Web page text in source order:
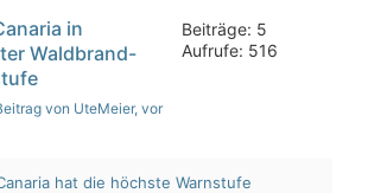
in
Waldbrand-
von UteMeier, vor
Beiträge: 5
Aufrufe: 516
hat die höchste Warnstufe